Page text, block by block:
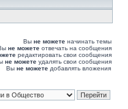
Вы не можете начинать темы
не можете отвечать на сообщения
редактировать свои сообщения
не можете удалять свои сообщения
Вы не можете добавлять вложения